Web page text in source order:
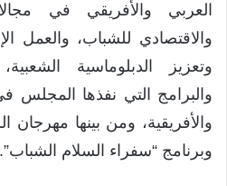
العربي والأفريقي في
والاقتصادي للشباب، والعمل
وتعزيز الدبلوماسية
والبرامج التي نفذها المجلس
والأفريقية، ومن بينها مهرجان
وبرنامج “سفراء السلام الشباب”.